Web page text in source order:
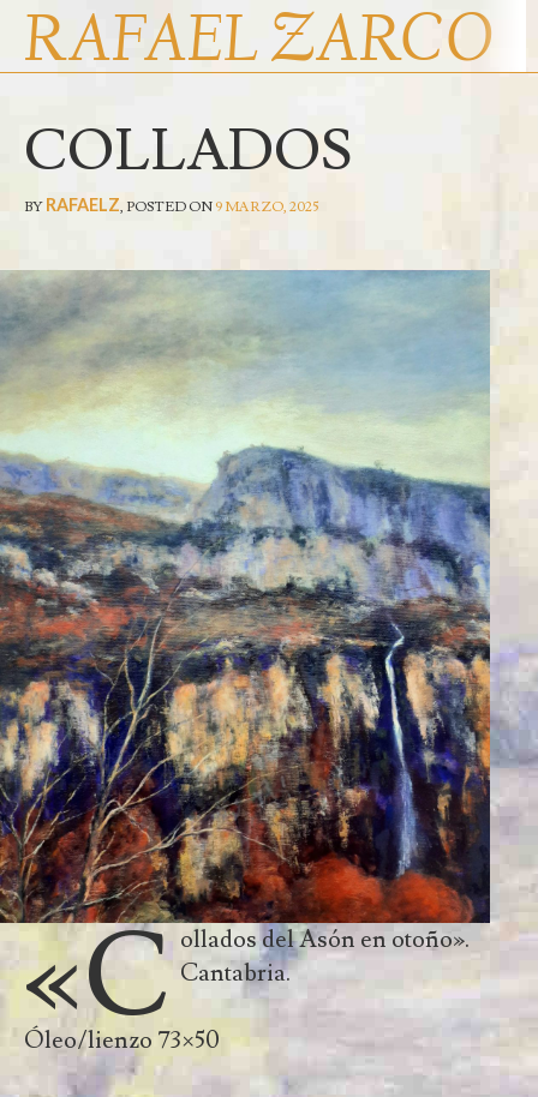
RAFAEL ZARCO
INICIO ENTRADAS RECIENTES RAFAEL ZARCO
COLLADOS
BY RAFAELZ, POSTED ON 9 MARZO, 2025
«C ollados del Asón en otoño».
Cantabria.
Óleo/lienzo 73×50